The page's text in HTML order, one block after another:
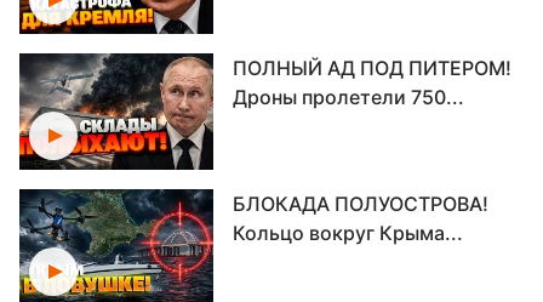
ПОЛНЫЙ АД ПОД ПИТЕРОМ!
Дроны пролетели 750...
БЛОКАДА ПОЛУОСТРОВА!
Кольцо вокруг Крыма...